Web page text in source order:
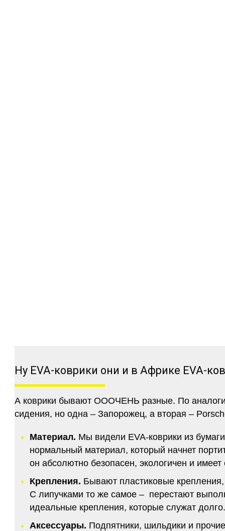
Ну EVA-коврики они и в Африке EVA-
А коврики бывают ОООЧЕНЬ разные. По
сидения, но одна – Запорожец, а вторая –
Материал. Мы видели EVA-коврики из
нормальный материал, который начнет
он абсолютно безопасен, экологичен и
Крепления. Бывают пластиковые
С липучками то же самое – перестают
идеальные крепления, которые служат
Аксессуары. Подпятники, шильдики и